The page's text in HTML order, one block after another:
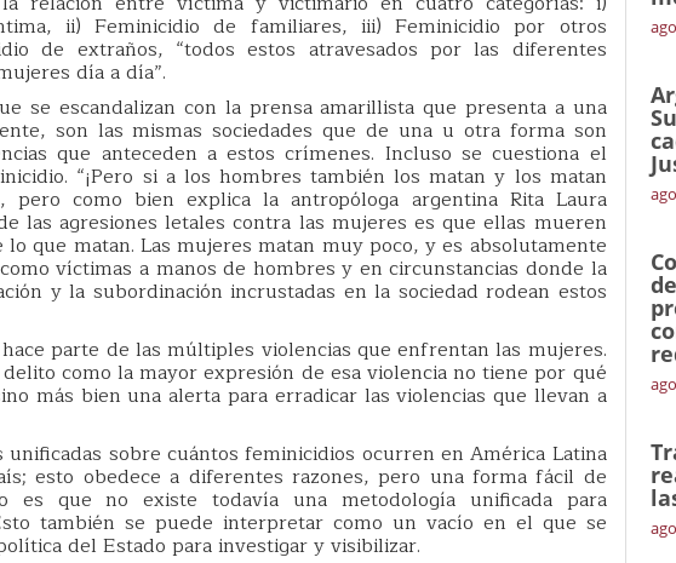
ii) Feminicidio de familiares, iii) Feminicidio por otros
de extraños, “todos estos atravesados por las diferentes
día a día”.
se escandalizan con la prensa amarillista que presenta a una
son las mismas sociedades que de una u otra forma son
que anteceden a estos crímenes. Incluso se cuestiona el
“¡Pero si a los hombres también los matan y los matan
pero como bien explica la antropóloga argentina Rita Laura
las agresiones letales contra las mujeres es que ellas mueren
lo que matan. Las mujeres matan muy poco, y es absolutamente
víctimas a manos de hombres y en circunstancias donde la
y la subordinación incrustadas en la sociedad rodean estos
parte de las múltiples violencias que enfrentan las mujeres.
como la mayor expresión de esa violencia no tiene por qué
más bien una alerta para erradicar las violencias que llevan a
sobre cuántos feminicidios ocurren en América Latina
esto obedece a diferentes razones, pero una forma fácil de
es que no existe todavía una metodología unificada para
también se puede interpretar como un vacío en el que se
del Estado para investigar y visibilizar.